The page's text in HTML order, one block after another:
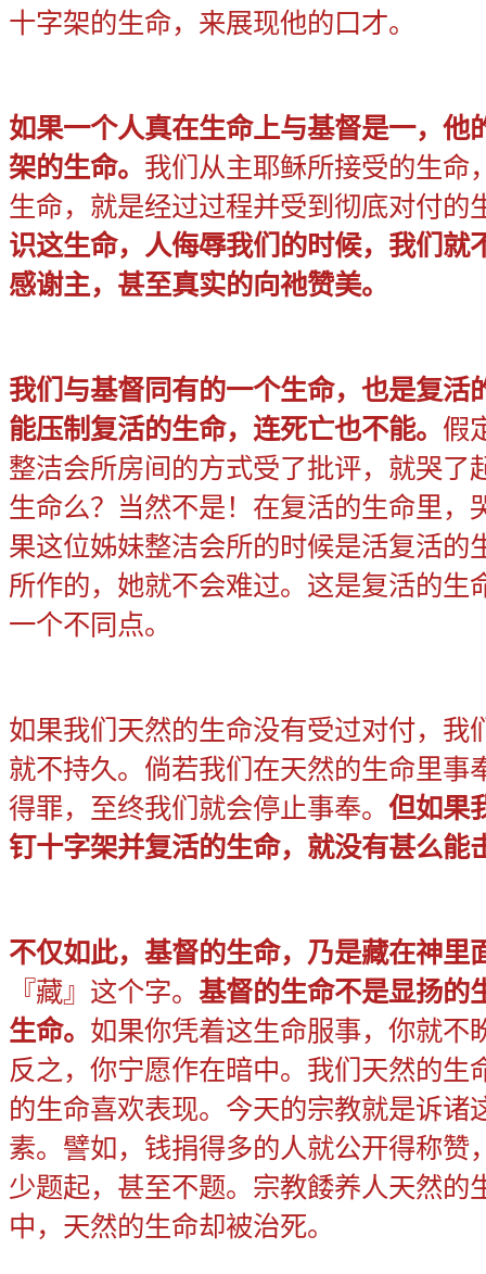
十字架的生命，来展现他的口才。
如果一个人真在生命上与基督是一，他
架的生命。 我们从主耶稣所接受的生命
生命，就是经过过程并受到彻底对付的
识这生命，人侮辱我们的时候，我们就
感谢主，甚至真实的向祂赞美。
我们与基督同有的一个生命，也是复活
能压制复活的生命，连死亡也不能。 假
整洁会所房间的方式受了批评，就哭了
生命么？当然不是！在复活的生命里，
果这位姊妹整洁会所的时候是活复活的
所作的，她就不会难过。这是复活的生
一个不同点。
如果我们天然的生命没有受过对付，我
就不持久。倘若我们在天然的生命里事
得罪，至终我们就会停止事奉。 但如果
钉十字架并复活的生命，就没有甚么能
不仅如此，基督的生命，乃是藏在神里
『藏』这个字。 基督的生命不是显扬的
生命。 如果你凭着这生命服事，你就不
反之，你宁愿作在暗中。我们天然的生
的生命喜欢表现。今天的宗教就是诉诸
素。譬如，钱捐得多的人就公开得称赞
少题起，甚至不题。宗教餧养人天然的
中，天然的生命却被治死。